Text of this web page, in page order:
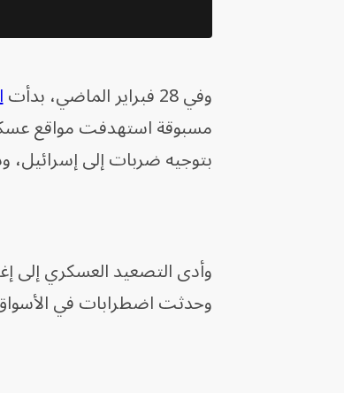
وفي 28 فبراير الماضي، بدأت
مسبوقة استهدفت مواقع
بتوجيه ضربات إلى إسرائيل،
وحدثت اضطرابات في